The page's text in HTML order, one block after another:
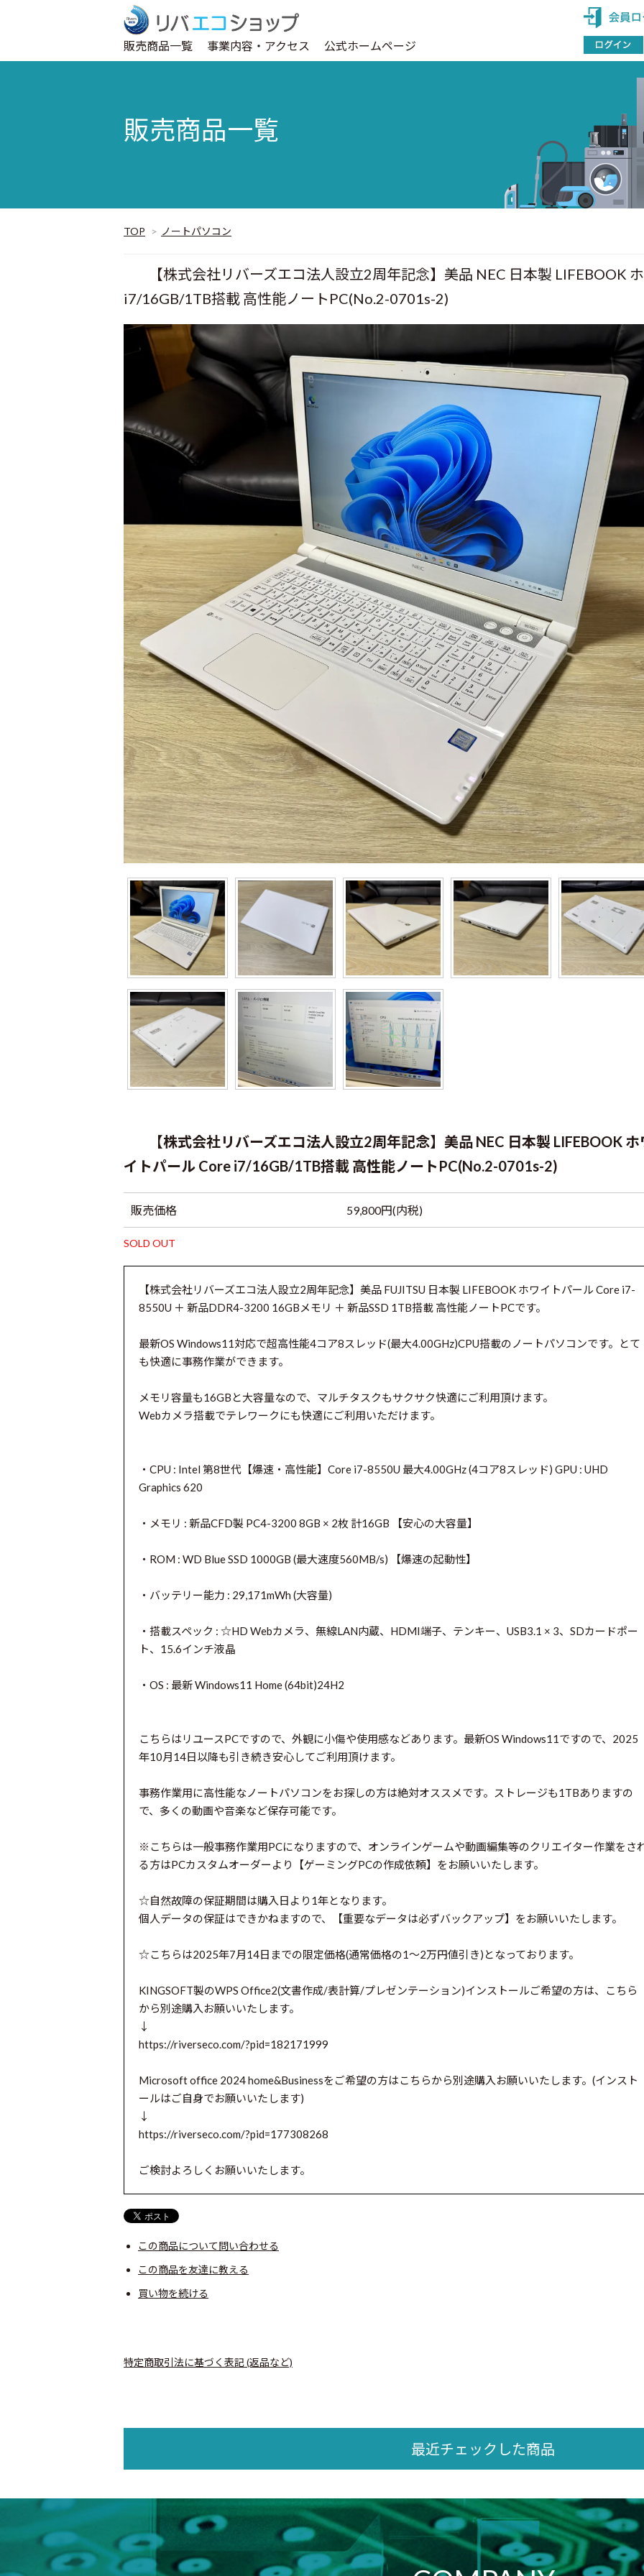
販売商品一覧 事業内容・アクセス 公式ホームページ
販売商品一覧
TOP > ノートパソコン
【株式会社リバーズエコ法人設立2周年記念】美品 NEC 日本製 LIFEBOOK
i7/16GB/1TB搭載 高性能ノートPC(No.2-0701s-2)
【株式会社リバーズエコ法人設立2周年記念】美品 NEC 日本製 LIFEBOOK ホ
イトパール Core i7/16GB/1TB搭載 高性能ノートPC(No.2-0701s-2)
販売価格 59,800円(内税)
SOLD OUT
【株式会社リバーズエコ法人設立2周年記念】美品 FUJITSU 日本製 LIFEBOOK ホワイトパール Core i7-
8550U ＋ 新品DDR4-3200 16GBメモリ ＋ 新品SSD 1TB搭載 高性能ノートPCです。
最新OS Windows11対応で超高性能4コア8スレッド(最大4.00GHz)CPU搭載のノートパソコンです。とて
も快適に事務作業ができます。
メモリ容量も16GBと大容量なので、マルチタスクもサクサク快適にご利用頂けます。
Webカメラ搭載でテレワークにも快適にご利用いただけます。
・CPU : Intel 第8世代【爆速・高性能】Core i7-8550U 最大4.00GHz (4コア8スレッド) GPU : UHD
Graphics 620
・メモリ : 新品CFD製 PC4-3200 8GB × 2枚 計16GB 【安心の大容量】
・ROM : WD Blue SSD 1000GB (最大速度560MB/s) 【爆速の起動性】
・バッテリー能力 : 29,171mWh (大容量)
・搭載スペック : ☆HD Webカメラ、無線LAN内蔵、HDMI端子、テンキー、USB3.1 × 3、SDカードポー
ト、15.6インチ液晶
・OS : 最新 Windows11 Home (64bit)24H2
こちらはリユースPCですので、外観に小傷や使用感などあります。最新OS Windows11ですので、2025
年10月14日以降も引き続き安心してご利用頂けます。
事務作業用に高性能なノートパソコンをお探しの方は絶対オススメです。ストレージも1TBありますの
で、多くの動画や音楽など保存可能です。
※こちらは一般事務作業用PCになりますので、オンラインゲームや動画編集等のクリエイター作業をさ
る方はPCカスタムオーダーより【ゲーミングPCの作成依頼】をお願いいたします。
☆自然故障の保証期間は購入日より1年となります。
個人データの保証はできかねますので、【重要なデータは必ずバックアップ】をお願いいたします。
☆こちらは2025年7月14日までの限定価格(通常価格の1～2万円値引き)となっております。
KINGSOFT製のWPS Office2(文書作成/表計算/プレゼンテーション)インストールご希望の方は、こちら
から別途購入お願いいたします。
↓
https://riverseco.com/?pid=182171999
Microsoft office 2024 home&Businessをご希望の方はこちらから別途購入お願いいたします。(インスト
ールはご自身でお願いいたします)
↓
https://riverseco.com/?pid=177308268
ご検討よろしくお願いいたします。
この商品について問い合わせる
この商品を友達に教える
買い物を続ける
特定商取引法に基づく表記 (返品など)
最近チェックした商品